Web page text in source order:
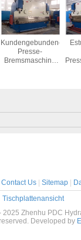
Hydraulic Gear
Pump PC200-6
Contact Us Sitemap
Tischplattenansicht
Zhenhu PDC
Developed by